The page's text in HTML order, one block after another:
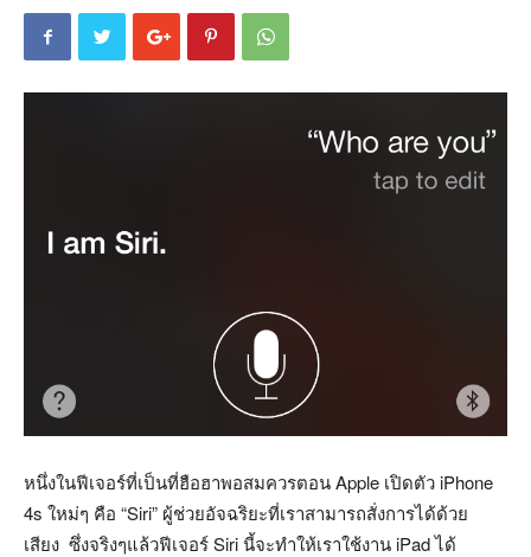
หนึ่งในฟีเจอร์ที่เป็นที่ฮือฮาพอสมควรตอน Apple เปิดตัว iPhone
4s ใหม่ๆ คือ “Siri” ผู้ช่วยอัจฉริยะที่เราสามารถสั่งการได้ด้วย
เสียง ซึ่งจริงๆแล้วฟีเจอร์ Siri นี้จะทำให้เราใช้งาน iPad ได้